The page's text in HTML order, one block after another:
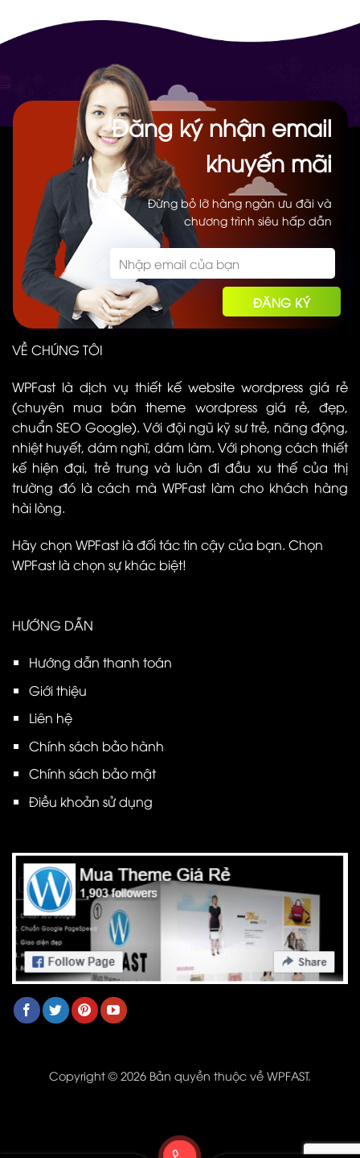
Đăng ký nhận email
khuyến mãi
Đừng bỏ lỡ hàng ngàn ưu đãi và
chương trình siêu hấp dẫn
VỀ CHÚNG TÔI
WPFast là dịch vụ thiết kế website wordpress giá rẻ
(chuyên mua bán theme wordpress giá rẻ, đẹp,
chuẩn SEO Google). Với đội ngũ kỹ sư trẻ, năng động,
nhiệt huyết, dám nghĩ, dám làm. Với phong cách thiết
kế hiện đại, trẻ trung và luôn đi đầu xu thế của thị
trường đó là cách mà WPFast làm cho khách hàng
hài lòng.
Hãy chọn WPFast là đối tác tin cậy của bạn. Chọn
WPFast là chọn sự khác biệt!
HƯỚNG DẪN
Hướng dẫn thanh toán
Giới thiệu
Liên hệ
Chính sách bảo hành
Chính sách bảo mật
Điều khoản sử dụng
Copyright © 2026 Bản quyền thuộc về WPFAST.